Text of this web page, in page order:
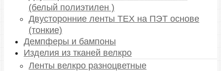
(белый полиэтилен )
Двусторонние ленты TEX на ПЭТ основе
(тонкие)
Демпферы и бампоны
Изделия из тканей велкро
Ленты велкро разноцветные